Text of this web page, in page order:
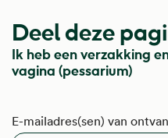
Deel deze
Ik heb een verzakking
vagina (pessarium)
E-mailadres(sen) van